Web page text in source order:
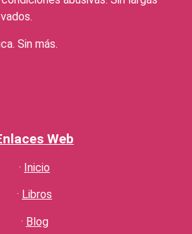
Sin más.
Web
· Inicio
· Libros
· Blog